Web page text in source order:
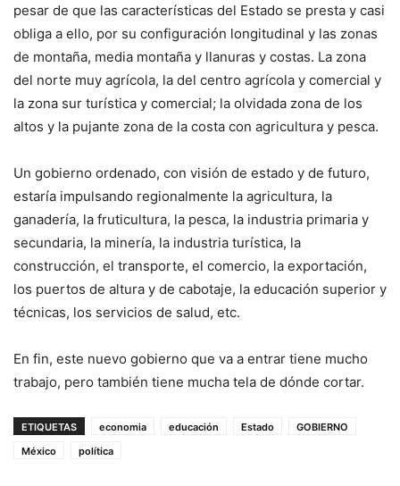
pesar de que las características del Estado se presta y casi
obliga a ello, por su configuración longitudinal y las zonas
de montaña, media montaña y llanuras y costas. La zona
del norte muy agrícola, la del centro agrícola y comercial y
la zona sur turística y comercial; la olvidada zona de los
altos y la pujante zona de la costa con agricultura y pesca.
Un gobierno ordenado, con visión de estado y de futuro,
estaría impulsando regionalmente la agricultura, la
ganadería, la fruticultura, la pesca, la industria primaria y
secundaria, la minería, la industria turística, la
construcción, el transporte, el comercio, la exportación,
los puertos de altura y de cabotaje, la educación superior y
técnicas, los servicios de salud, etc.
En fin, este nuevo gobierno que va a entrar tiene mucho
trabajo, pero también tiene mucha tela de dónde cortar.
ETIQUETAS economia educación Estado
GOBIERNO
México
política